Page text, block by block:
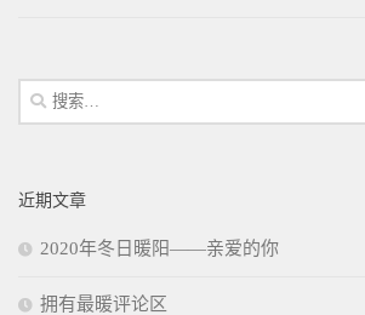
搜
索：
近期文章
2020年冬日暖阳——亲爱的你
拥有最暖评论区